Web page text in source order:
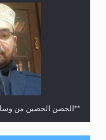
**الحصن الحصين من